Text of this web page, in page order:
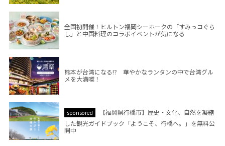
全国初開催！ヒルトン福岡シーホークの「すみっコぐら
し」と中国料理のコラボイベントが気になる
熊本が台湾になる!? 華やかなランタンの中で台湾グル
メを大満喫！
sponsored
【福岡県行橋市】歴史・文化、自然を凝縮
した観光ガイドブック「ようこそ、行橋へ。」を無料公
開中